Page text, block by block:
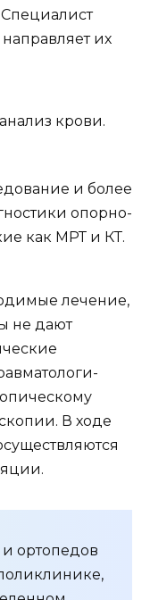
Специалист
их
крови.
и более
опорно-
как МРТ и КТ.
лечение,
не дают
В ходе
ортопедов